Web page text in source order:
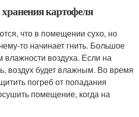
картофеля
что в помещении сухо, но
то начинает гнить. Большое
влажности воздуха. Если на
воздух будет влажным. Во время
погреб от попадания
помещение, когда на